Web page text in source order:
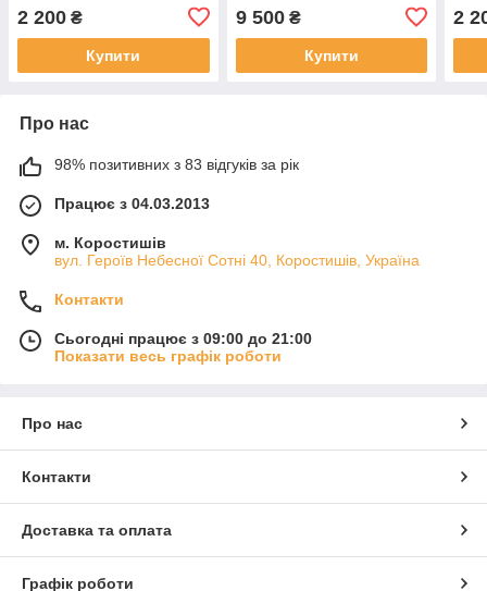
2 200 ₴
Купити
9 500₴
Купити
2
Про нас
98% позитивних з 83 відгуків за рік
Працює з 04.03.2013
м. Коростишів
вул. Героїв Небесної Сотні 40, Коростишів, Україна
Контакти
Сьогодні працює з 09:00 до 21:00
Показати весь графік роботи
Про нас
Контакти
Доставка та оплата
Графік роботи